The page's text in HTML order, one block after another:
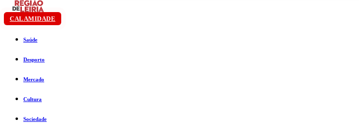
CALAMIDADE
Saúde
Desporto
Mercado
Cultura
Sociedade